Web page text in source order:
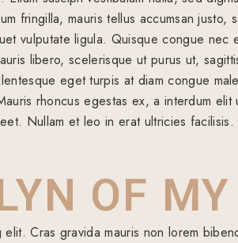
fringilla, mauris tellus accumsan justo,
vulputate ligula. Quisque congue nec
libero, scelerisque ut purus ut,
eget turpis at diam congue
rhoncus egestas ex, a interdum
Nullam et leo in erat ultricies
OF
Cras gravida mauris non lorem